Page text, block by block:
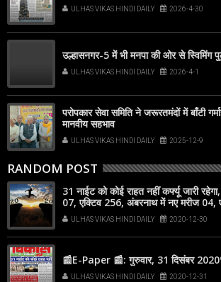
ULHAS VIKAS HINDI DAILY 2026-4-30
उल्हासनगर-5 में भी मनपा की ओर से स्विमिंग
ULHAS VIKAS HINDI DAILY 2026-4-1
परोपकार सेवा समिति ने जरूरतमंदों में बाँटी
मानवीय सहभाव
ULHAS VIKAS HINDI DAILY 2025-12-9
RANDOM POST
31 नाईट को कोई राहत नहीं कर्फ्यू जारी
07, एक्टिव 256, अंबरनाथ में नए मरीज 04,
ULHAS VIKAS HINDI DAILY 2020-12-30
📰E-Paper 📰: गुरुवार, 31 दिसंबर
ULHAS VIKAS HINDI DAILY 2020-12-31